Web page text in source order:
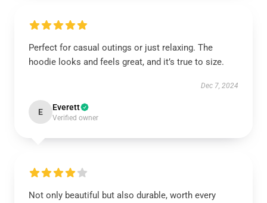
Perfect for casual outings or just relaxing. The
hoodie looks and feels great, and it’s true to size.
Dec 7, 2024
E Everett
Verified owner
Not only beautiful but also durable, worth every